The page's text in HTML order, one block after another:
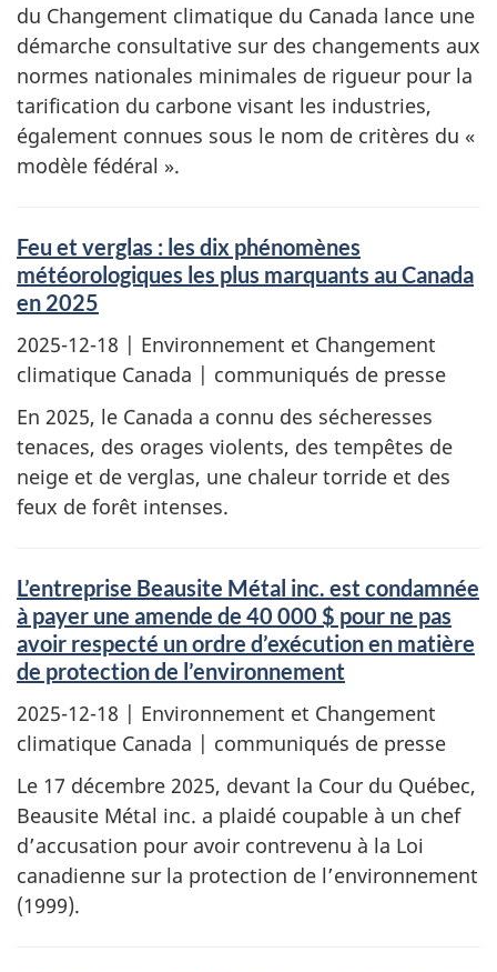
du Changement climatique du Canada lance une
démarche consultative sur des changements aux
normes nationales minimales de rigueur pour la
tarification du carbone visant les industries,
également connues sous le nom de critères du «
modèle fédéral ».
Feu et verglas : les dix phénomènes
météorologiques les plus marquants au Canada
en 2025
2025-12-18 | Environnement et Changement
climatique Canada | communiqués de presse
En 2025, le Canada a connu des sécheresses
tenaces, des orages violents, des tempêtes de
neige et de verglas, une chaleur torride et des
feux de forêt intenses.
L’entreprise Beausite Métal inc. est condamnée
à payer une amende de 40 000 $ pour ne pas
avoir respecté un ordre d’exécution en matière
de protection de l’environnement
2025-12-18 | Environnement et Changement
climatique Canada | communiqués de presse
Le 17 décembre 2025, devant la Cour du Québec,
Beausite Métal inc. a plaidé coupable à un chef
d’accusation pour avoir contrevenu à la Loi
canadienne sur la protection de l’environnement
(1999).